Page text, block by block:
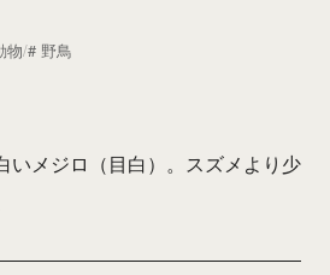
物 野鳥
いメジロ（目白）。スズメより少